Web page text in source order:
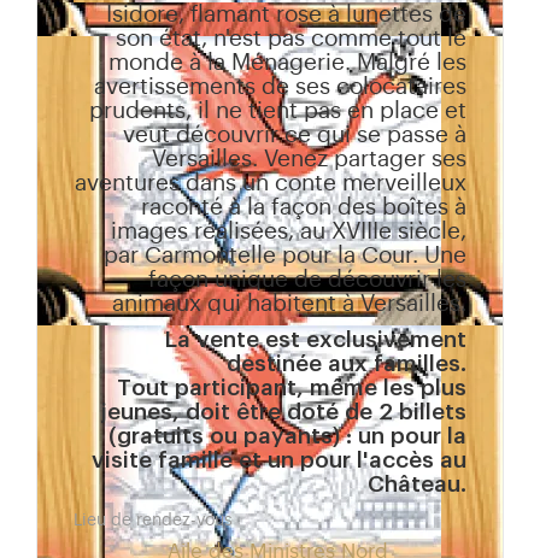
Isidore, flamant rose à lunettes de
son état, n'est pas comme tout le
monde à la Ménagerie. Malgré les
avertissements de ses colocataires
prudents, il ne tient pas en place et
veut découvrir ce qui se passe à
Versailles. Venez partager ses
aventures dans un conte merveilleux
raconté à la façon des boîtes à
images réalisées, au XVIIIe siècle,
par Carmontelle pour la Cour. Une
façon unique de découvrir les
animaux qui habitent à Versailles.
La vente est exclusivement
destinée aux familles.
Tout participant, même les plus
jeunes, doit être doté de 2 billets
(gratuits ou payants) : un pour la
visite famille et un pour l'accès au
Château.
Lieu de rendez-vous
Aile des Ministres Nord